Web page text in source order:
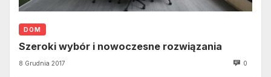
DOM
Szeroki wybór i nowoczesne rozwiązania
8 Grudnia 2017 0